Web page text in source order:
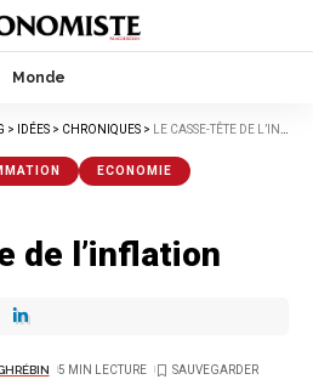
Monde
> IDÉES > CHRONIQUES > LE CASSE-TÊTE DE L’INFLATION
ECONOMIE
de l’inflation
5 MIN LECTURE